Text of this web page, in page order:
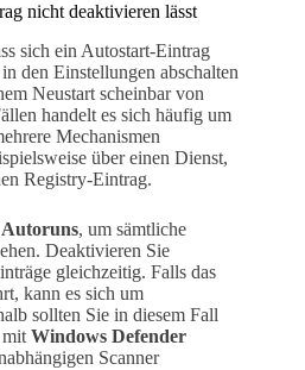
nicht deaktivieren lässt
sich ein Autostart-Eintrag
den Einstellungen abschalten
Neustart scheinbar von
handelt es sich häufig um
Mechanismen
über einen Dienst,
Registry-Eintrag.
Autoruns, um sämtliche
Deaktivieren Sie
gleichzeitig. Falls das
kann es sich um
sollten Sie in diesem Fall
mit Windows Defender
Scanner